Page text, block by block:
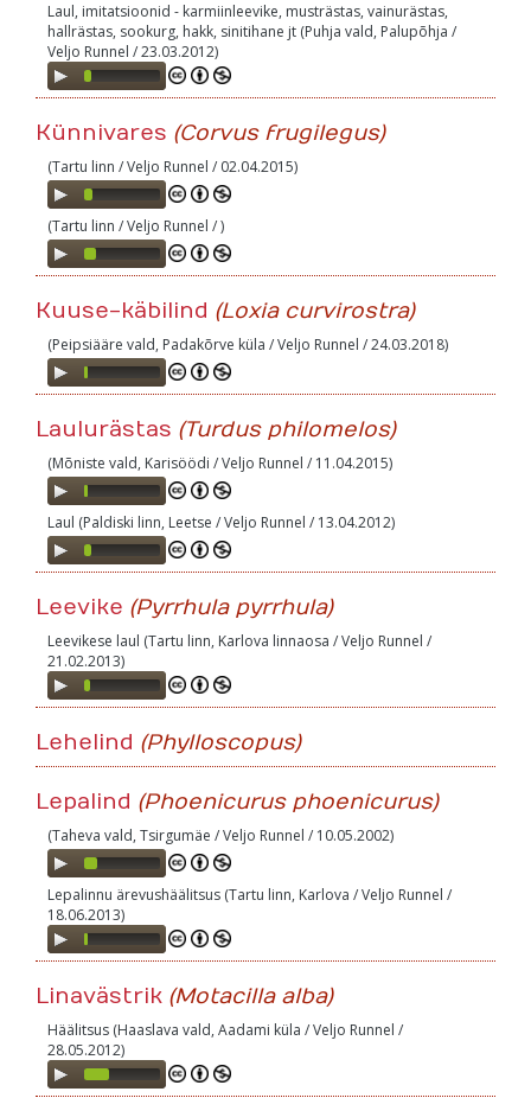
Laul, imitatsioonid - karmiinleevike, musträstas, vainurästas,
hallrästas, sookurg, hakk, sinitihane jt (Puhja vald, Palupõhja /
Veljo Runnel / 23.03.2012)
Audio
Player
Künnivares (Corvus frugilegus)
(Tartu linn / Veljo Runnel / 02.04.2015)
Audio
Player
(Tartu linn / Veljo Runnel / )
Audio
Player
Kuuse-käbilind (Loxia curvirostra)
(Peipsiääre vald, Padakõrve küla / Veljo Runnel / 24.03.2018)
Audio
Player
Laulurästas (Turdus philomelos)
(Mõniste vald, Karisöödi / Veljo Runnel / 11.04.2015)
Audio
Player
Laul (Paldiski linn, Leetse / Veljo Runnel / 13.04.2012)
Audio
Player
Leevike (Pyrrhula pyrrhula)
Leevikese laul (Tartu linn, Karlova linnaosa / Veljo Runnel /
21.02.2013)
Audio
Player
Lehelind (Phylloscopus)
Lepalind (Phoenicurus phoenicurus)
(Taheva vald, Tsirgumäe / Veljo Runnel / 10.05.2002)
Audio
Player
Lepalinnu ärevushäälitsus (Tartu linn, Karlova / Veljo Runnel /
18.06.2013)
Audio
Player
Linavästrik (Motacilla alba)
Häälitsus (Haaslava vald, Aadami küla / Veljo Runnel /
28.05.2012)
Audio